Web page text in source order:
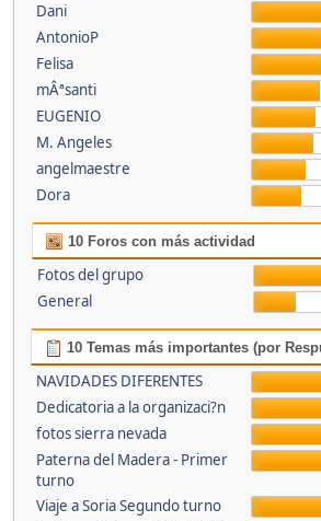
Dani
AntonioP
Felisa
mÂªsanti
EUGENIO
M. Angeles
angelmaestre
Dora
10 Foros con más actividad
Fotos del grupo
General
10 Temas más importantes (por
NAVIDADES DIFERENTES
Dedicatoria a la organizaci?n
fotos sierra nevada
Paterna del Madera - Primer
turno
Viaje a Soria Segundo turno